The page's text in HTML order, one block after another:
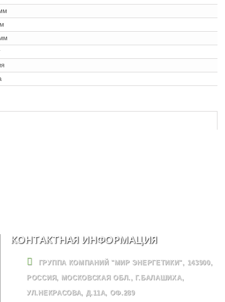
КОНТАКТНАЯ ИНФОРМАЦИЯ
ГРУППА КОМПАНИЙ "МИР ЭНЕРГЕТИКИ", 143900,
РОССИЯ, МОСКОВСКАЯ ОБЛ., Г.БАЛАШИХА,
УЛ.НЕКРАСОВА, Д.11А, ОФ.289